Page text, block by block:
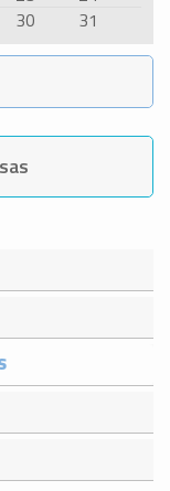
30 31